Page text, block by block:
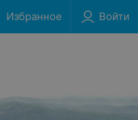
Избранное Войти